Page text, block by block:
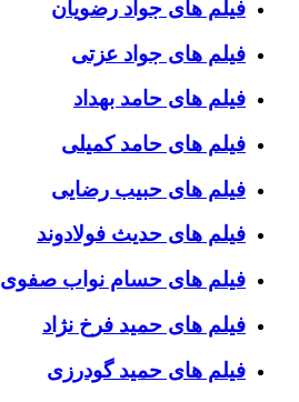
فیلم های جواد رضویان
فیلم های جواد عزتی
فیلم های حامد بهداد
فیلم های حامد کمیلی
فیلم های حبیب رضایی
فیلم های حدیث فولادوند
فیلم های حسام نواب صفوی
فیلم های حمید فرخ نژاد
فیلم های حمید گودرزی